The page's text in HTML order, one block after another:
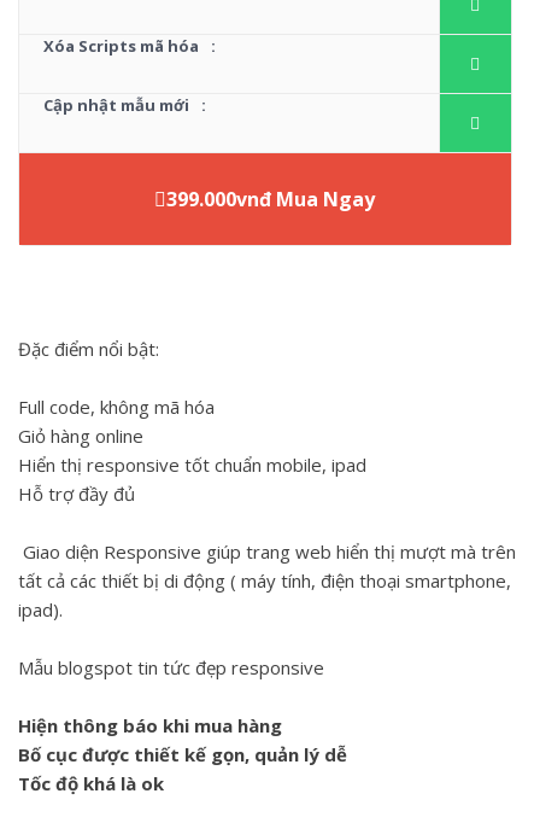
Xóa Scripts mã hóa :
Cập nhật mẫu mới :
399.000vnđ Mua Ngay
Đặc điểm nổi bật:
Full code, không mã hóa
Giỏ hàng online
Hiển thị responsive tốt chuẩn mobile, ipad
Hỗ trợ đầy đủ
Giao diện Responsive giúp trang web hiển thị mượt mà trên
tất cả các thiết bị di động ( máy tính, điện thoại smartphone,
ipad).
Mẫu blogspot tin tức đẹp responsive
Hiện thông báo khi mua hàng
Bố cục được thiết kế gọn, quản lý dễ
Tốc độ khá là ok